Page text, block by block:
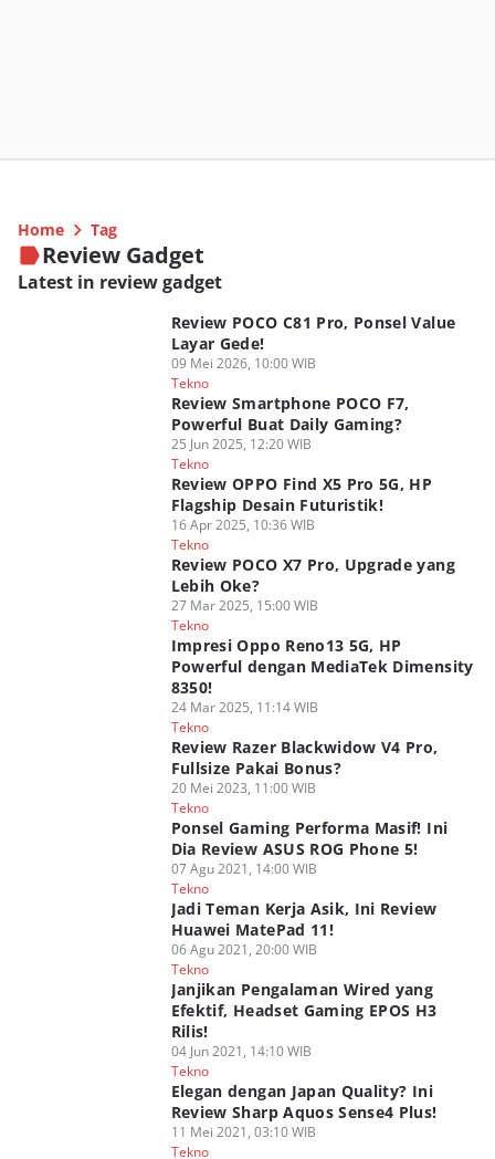
Home Tag
Review Gadget
Latest in review gadget
Review POCO C81 Pro, Ponsel Value
Layar Gede!
09 Mei 2026, 10:00 WIB
Tekno
Review Smartphone POCO F7,
Powerful Buat Daily Gaming?
25 Jun 2025, 12:20 WIB
Tekno
Review OPPO Find X5 Pro 5G, HP
Flagship Desain Futuristik!
16 Apr 2025, 10:36 WIB
Tekno
Review POCO X7 Pro, Upgrade yang
Lebih Oke?
27 Mar 2025, 15:00 WIB
Tekno
Impresi Oppo Reno13 5G, HP
Powerful dengan MediaTek Dimensity
8350!
24 Mar 2025, 11:14 WIB
Tekno
Review Razer Blackwidow V4 Pro,
Fullsize Pakai Bonus?
20 Mei 2023, 11:00 WIB
Tekno
Ponsel Gaming Performa Masif! Ini
Dia Review ASUS ROG Phone 5!
07 Agu 2021, 14:00 WIB
Tekno
Jadi Teman Kerja Asik, Ini Review
Huawei MatePad 11!
06 Agu 2021, 20:00 WIB
Tekno
Janjikan Pengalaman Wired yang
Efektif, Headset Gaming EPOS H3
Rilis!
04 Jun 2021, 14:10 WIB
Tekno
Elegan dengan Japan Quality? Ini
Review Sharp Aquos Sense4 Plus!
11 Mei 2021, 03:10 WIB
Tekno